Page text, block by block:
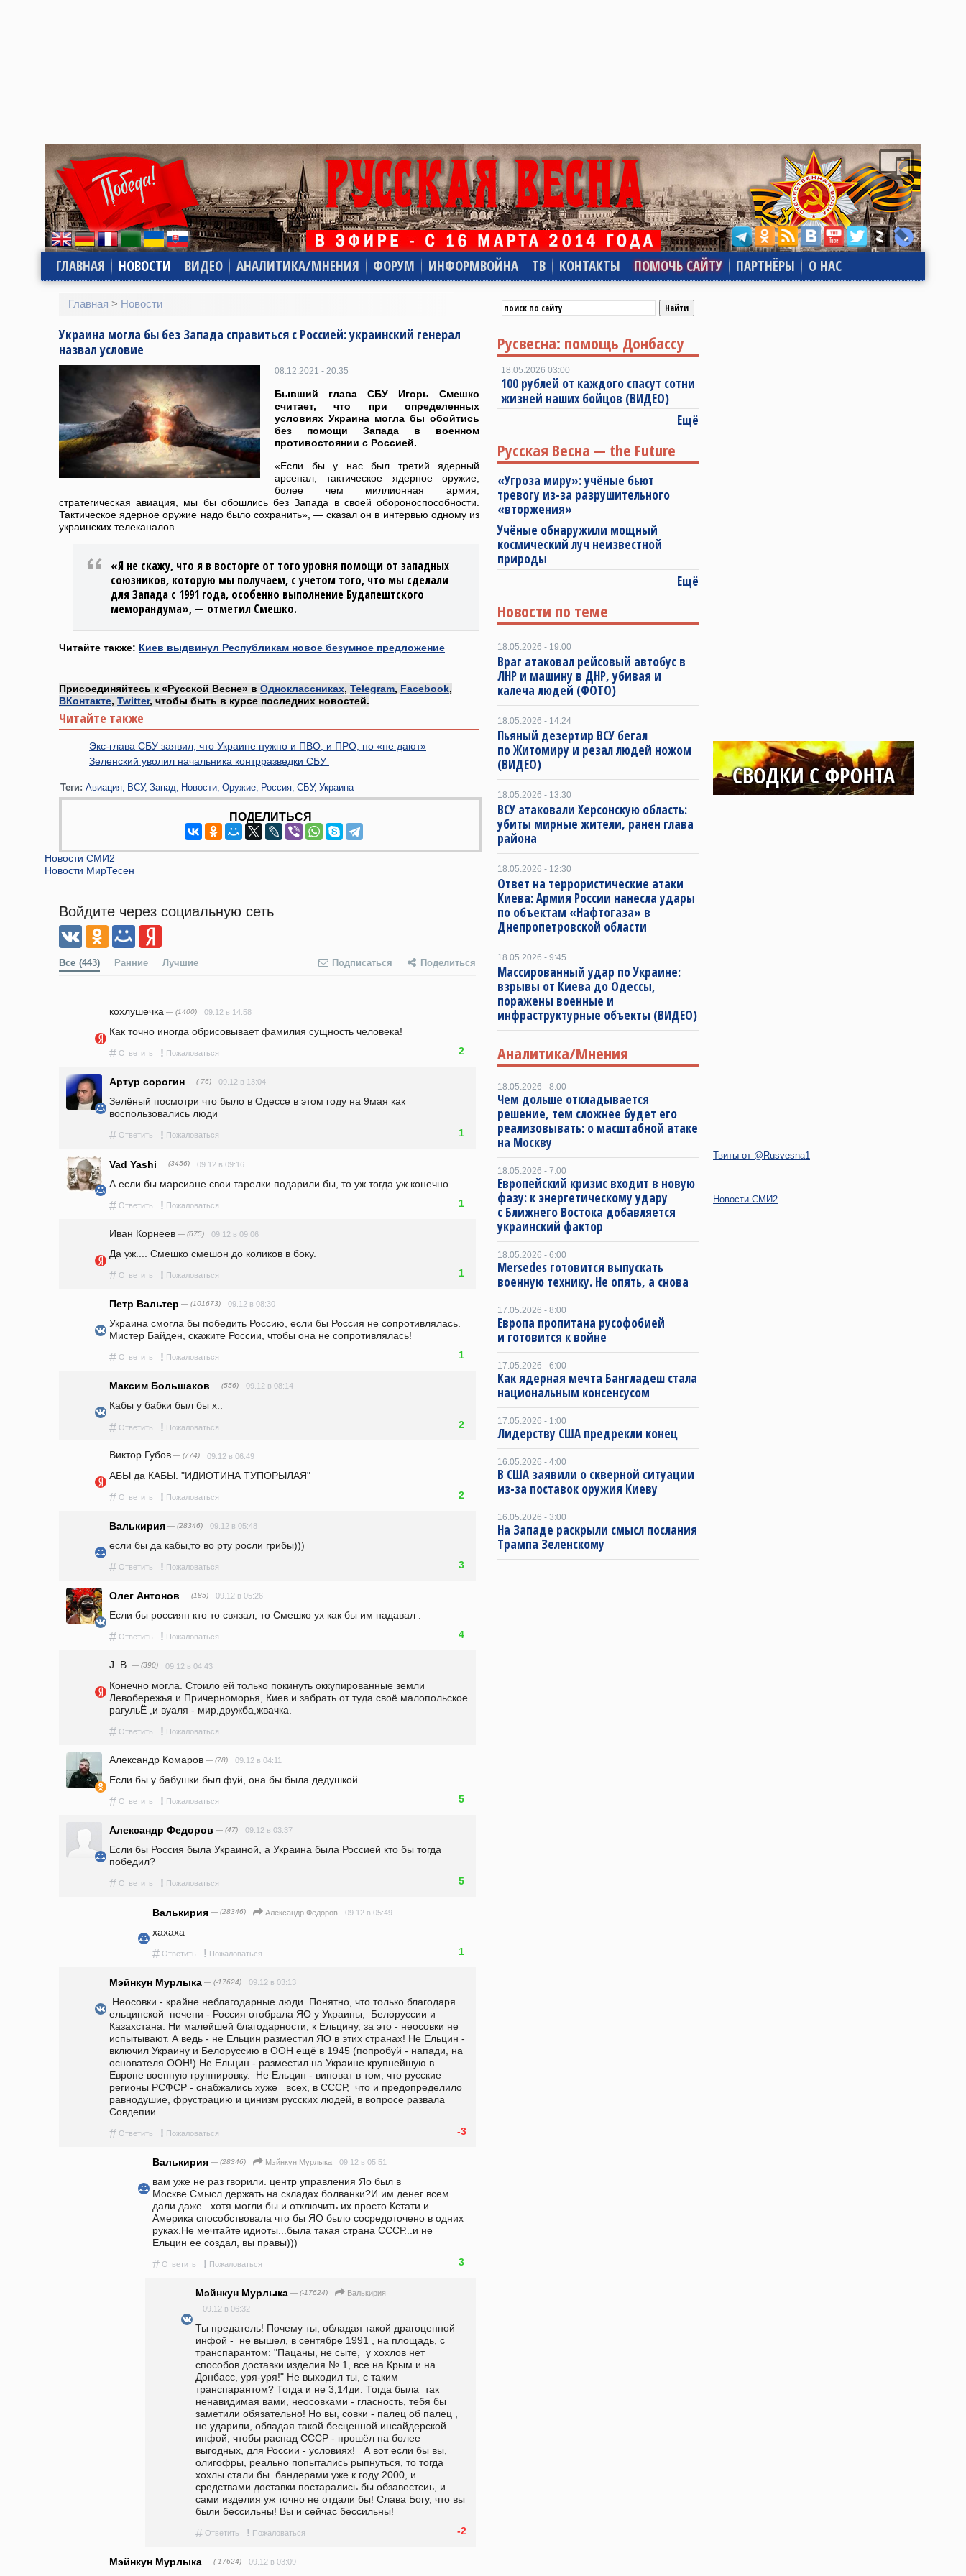
ГЛАВНАЯ НОВОСТИ ВИДЕО АНАЛИТИКА/МНЕНИЯ ФОРУМ ИНФОРМВОЙНА ТВ КОНТАКТЫ ПОМОЧЬ САЙТУ ПАРТНЁРЫ О НАС
Главная > Новости
Украина могла бы без Запада справиться с Россией: украинский генерал
назвал условие
08.12.2021 - 20:35
Бывший глава СБУ Игорь Смешко
считает, что при определенных
условиях Украина могла бы обойтись
без помощи Запада в военном
противостоянии с Россией.
«Если бы у нас был третий ядерный
арсенал, тактическое ядерное оружие,
более чем миллионная армия,
стратегическая авиация, мы бы обошлись без Запада в своей обороноспособности.
Тактическое ядерное оружие надо было сохранить», — сказал он в интервью одному из
украинских телеканалов.
«Я не скажу, что я в восторге от того уровня помощи от западных
союзников, которую мы получаем, с учетом того, что мы сделали
для Запада с 1991 года, особенно выполнение Будапештского
меморандума», — отметил Смешко.
Читайте также: Киев выдвинул Республикам новое безумное предложение
Присоединяйтесь к «Русской Весне» в Одноклассниках, Telegram, Facebook,
ВКонтакте, Twitter, чтобы быть в курсе последних новостей.
Читайте также
Экс-глава СБУ заявил, что Украине нужно и ПВО, и ПРО, но «не дают»
Зеленский уволил начальника контрразведки СБУ
Теги: Авиация ВСУ Запад Новости Оружие Россия СБУ Украина
ПОДЕЛИТЬСЯ
Новости СМИ2
Новости МирТесен
Войдите через социальную сеть
Все (443) Ранние Лучшие Подписаться Поделиться
кохлушечка — (1400) 09.12 в 14:58
Как точно иногда обрисовывает фамилия сущность человека!
# Ответить ! Пожаловаться 2
Артур сорогин — (-76) 09.12 в 13:04
Зелёный посмотри что было в Одессе в этом году на 9мая как
воспользовались люди
# Ответить ! Пожаловаться 1
Vad Yashi — (3456) 09.12 в 09:16
А если бы марсиане свои тарелки подарили бы, то уж тогда уж конечно....
# Ответить ! Пожаловаться 1
Иван Корнеев — (675) 09.12 в 09:06
Да уж.... Смешко смешон до коликов в боку.
# Ответить ! Пожаловаться 1
Петр Вальтер — (101673) 09.12 в 08:30
Украина смогла бы победить Россию, если бы Россия не сопротивлялась.
Мистер Байден, скажите России, чтобы она не сопротивлялась!
# Ответить ! Пожаловаться 1
Максим Большаков — (556) 09.12 в 08:14
Кабы у бабки был бы х..
# Ответить ! Пожаловаться 2
Виктор Губов — (774) 09.12 в 06:49
АБЫ да КАБЫ. "ИДИОТИНА ТУПОРЫЛАЯ"
# Ответить ! Пожаловаться 2
Валькирия — (28346) 09.12 в 05:48
если бы да кабы,то во рту росли грибы)))
# Ответить ! Пожаловаться 3
Олег Антонов — (185) 09.12 в 05:26
Если бы россиян кто то связал, то Смешко ух как бы им надавал .
# Ответить ! Пожаловаться 4
J. B. — (390) 09.12 в 04:43
Конечно могла. Стоило ей только покинуть оккупированные земли
Левобережья и Причерноморья, Киев и забрать от туда своё малопольское
рагульЁ ,и вуаля - мир,дружба,жвачка.
# Ответить ! Пожаловаться
Александр Комаров — (78) 09.12 в 04:11
Если бы у бабушки был фуй, она бы была дедушкой.
# Ответить ! Пожаловаться 5
Александр Федоров — (47) 09.12 в 03:37
Если бы Россия была Украиной, а Украина была Россией кто бы тогда
победил?
# Ответить ! Пожаловаться 5
Валькирия — (28346) Александр Федоров 09.12 в 05:49
хахаха
# Ответить ! Пожаловаться 1
Мэйнкун Мурлыка — (-17624) 09.12 в 03:13
ельцинской  печени - Россия отобрала ЯО у Украины,  Белоруссии и
Казахстана. Ни малейшей благодарности, к Ельцину, за это - неосовки не
испытывают. А ведь - не Ельцин разместил ЯО в этих странах! Не Ельцин -
включил Украину и Белоруссию в ООН ещё в 1945 (попробуй - напади, на
основателя ООН!) Не Ельцин - разместил на Украине крупнейшую в
Европе военную группировку.  Не Ельцин - виноват в том, что русские
регионы РСФСР - снабжались хуже   всех, в СССР,  что и предопределило
равнодушие, фрустрацию и цинизм русских людей, в вопросе развала
Совдепии.
# Ответить ! Пожаловаться -3
Валькирия — (28346) Мэйнкун Мурлыка 09.12 в 05:51
вам уже не раз гворили. центр управления Яо был в
Москве.Смысл держать на складах болванки?И им денег всем
дали даже...хотя могли бы и отключить их просто.Кстати и
Америка способствовала что бы ЯО было сосредоточено в одних
руках.Не мечтайте идиоты...была такая страна СССР...и не
Ельцин ее создал, вы правы)))
# Ответить ! Пожаловаться 3
Мэйнкун Мурлыка — (-17624)
Валькирия
09.12 в 06:32
Ты предатель! Почему ты, обладая такой драгоценной
инфой -  не вышел, в сентябре 1991 , на площадь, с
транспарантом: "Пацаны, не сыте,  у хохлов нет
способов доставки изделия № 1, все на Крым и на
Донбасс, уря-уря!" Не выходил ты, с таким
транспарантом? Тогда и не 3,14ди. Тогда была  так
ненавидимая вами, неосовками - гласность, тебя бы
заметили обязательно! Но вы, совки - палец об палец ,
не ударили, обладая такой бесценной инсайдерской
инфой, чтобы распад СССР - прошёл на более
выгодных, для России - условиях!   А вот если бы вы,
олигофры, реально попытались рыпнуться, то тогда
хохлы стали бы  бандерами уже к году 2000, и
средствами доставки постарались бы обзавестсиь, и
сами изделия уж точно не отдали бы! Слава Богу, что вы
были бессильны! Вы и сейчас бессильны!
# Ответить ! Пожаловаться -2
Мэйнкун Мурлыка — (-17624) 09.12 в 03:09
Русвесна: помощь Донбассу
18.05.2026 03:00
100 рублей от каждого спасут сотни
жизней наших бойцов (ВИДЕО)
Ещё
Русская Весна — the Future
«Угроза миру»: учёные бьют
тревогу из-за разрушительного
«вторжения»
Учёные обнаружили мощный
космический луч неизвестной
природы
Ещё
Новости по теме
18.05.2026 - 19:00
Враг атаковал рейсовый автобус в
ЛНР и машину в ДНР, убивая и
калеча людей (ФОТО)
18.05.2026 - 14:24
Пьяный дезертир ВСУ бегал
по Житомиру и резал людей ножом
(ВИДЕО)
18.05.2026 - 13:30
ВСУ атаковали Херсонскую область:
убиты мирные жители, ранен глава
района
18.05.2026 - 12:30
Ответ на террористические атаки
Киева: Армия России нанесла удары
по объектам «Нафтогаза» в
Днепропетровской области
18.05.2026 - 9:45
Массированный удар по Украине:
взрывы от Киева до Одессы,
поражены военные и
инфраструктурные объекты (ВИДЕО)
Аналитика/Мнения
18.05.2026 - 8:00
Чем дольше откладывается
решение, тем сложнее будет его
реализовывать: о масштабной атаке
на Москву
18.05.2026 - 7:00
Европейский кризис входит в новую
фазу: к энергетическому удару
с Ближнего Востока добавляется
украинский фактор
18.05.2026 - 6:00
Mersedes готовится выпускать
военную технику. Не опять, а снова
17.05.2026 - 8:00
Европа пропитана русофобией
и готовится к войне
17.05.2026 - 6:00
Как ядерная мечта Бангладеш стала
национальным консенсусом
17.05.2026 - 1:00
Лидерству США предрекли конец
16.05.2026 - 4:00
В США заявили о скверной ситуации
из-за поставок оружия Киеву
16.05.2026 - 3:00
На Западе раскрыли смысл послания
Трампа Зеленскому
Твиты от @Rusvesna1
Новости СМИ2